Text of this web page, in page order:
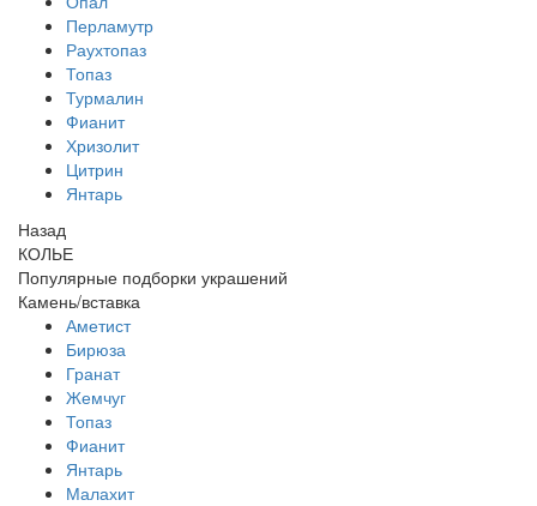
Перламутр
Раухтопаз
Топаз
Турмалин
Фианит
Хризолит
Цитрин
Янтарь
Назад
КОЛЬЕ
Популярные подборки украшений
Камень/вставка
Аметист
Бирюза
Гранат
Жемчуг
Топаз
Фианит
Янтарь
Малахит